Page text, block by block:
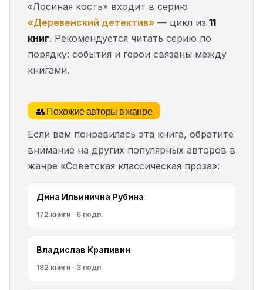
«Лосиная кость» входит в серию
«Деревенский детектив» — цикл из 11
книг. Рекомендуется читать серию по
порядку: события и герои связаны между
книгами.
👥 Похожие авторы в жанре
Если вам понравилась эта книга, обратите
внимание на других популярных авторов в
жанре «Советская классическая проза»:
Дина Ильинична Рубина
172 книги · 6 подп.
Владислав Крапивин
182 книги · 3 подп.